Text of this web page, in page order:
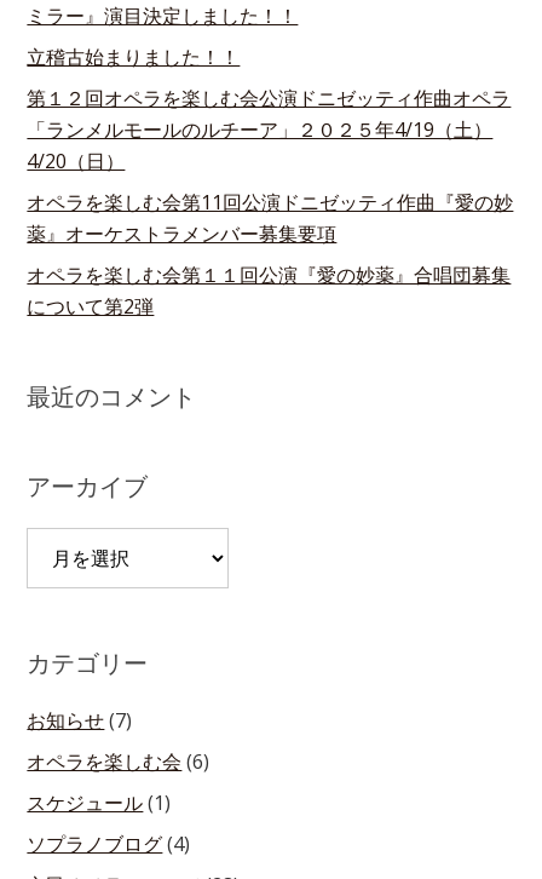
ミラー』演目決定しました！！
立稽古始まりました！！
第１２回オペラを楽しむ会公演ドニゼッティ作曲オペラ
「ランメルモールのルチーア」２０２５年4/19（土）
4/20（日）
オペラを楽しむ会第11回公演ドニゼッティ作曲『愛の妙
薬』オーケストラメンバー募集要項
オペラを楽しむ会第１１回公演『愛の妙薬』合唱団募集
について第2弾
最近のコメント
アーカイブ
ブ
カテゴリー
お知らせ(7)
オペラを楽しむ会 (6)
スケジュール(1)
ソプラノブログ(4)